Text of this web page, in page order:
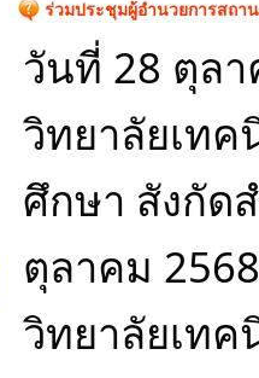
ร่วมประชุมผู้อำนวยการสถา
วันที่ 28 ตุล
วิทยาลัยเท
ศึกษา สังกัด
ตุลาคม
วิทยาลัยเท